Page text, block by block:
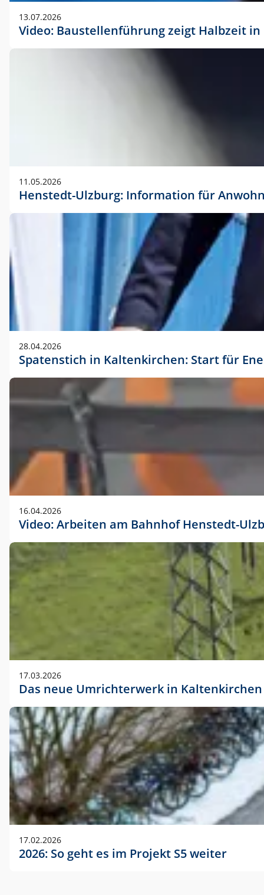
13.07.2026
Video: Baustellenführung zeigt Halbzeit
11.05.2026
Henstedt-Ulzburg: Information für
28.04.2026
Spatenstich in Kaltenkirchen: Start für
16.04.2026
Video: Arbeiten am Bahnhof Henstedt-
17.03.2026
Das neue Umrichterwerk in Kaltenkirchen
17.02.2026
2026: So geht es im Projekt S5 weiter